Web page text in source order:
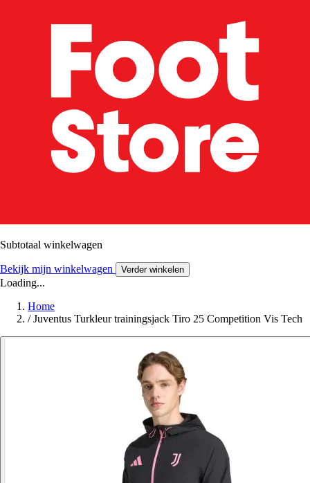
Subtotaal winkelwagen
Bekijk mijn winkelwagen Verder winkelen
Loading...
Home
/ Juventus Turkleur trainingsjack Tiro 25 Competition Vis Tech